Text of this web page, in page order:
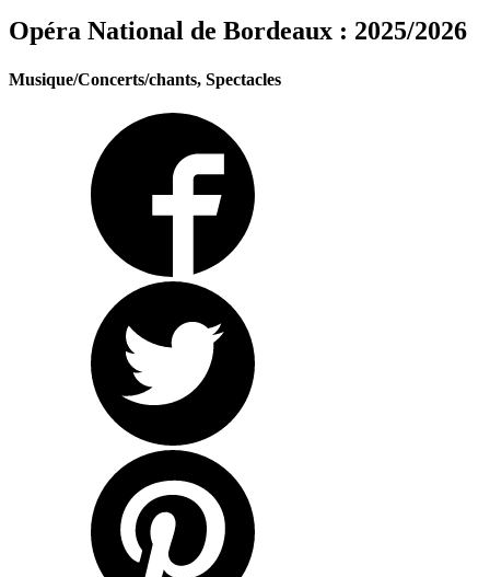
Opéra National de Bordeaux : 2025/2026
Musique/Concerts/chants, Spectacles